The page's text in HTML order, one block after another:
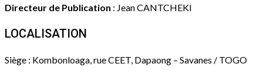
Directeur de Publication : Jean CANTCHEKI
LOCALISATION
Siège : Kombonloaga, rue CEET, Dapaong – Savanes / TOGO